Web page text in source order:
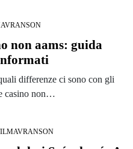
non aams: guida
differenze ci sono con gli
casino non…